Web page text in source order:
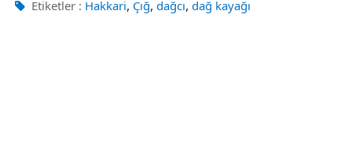
Etiketler : Hakkari, Çığ, dağcı, dağ kayağı